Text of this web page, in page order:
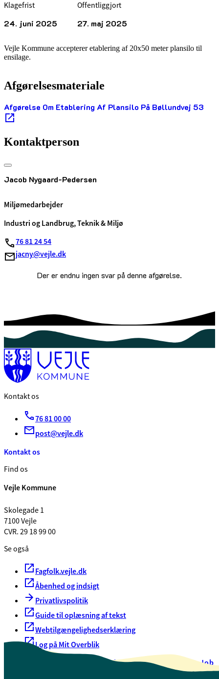
Klagefrist
24. juni 2025
Offentliggjort
27. maj 2025
Vejle Kommune accepterer etablering af 20x50 meter plansilo til
ensilage.
Afgørelsesmateriale
Afgørelse Om Etablering Af Plansilo På Bøllundvej 53
Kontaktperson
Jacob Nygaard-Pedersen
Miljømedarbejder
Industri og Landbrug, Teknik & Miljø
76 81 24 54
jacny@vejle.dk
Der er endnu ingen svar på denne afgørelse.
Kontakt os
76 81 00 00
post@vejle.dk
Kontakt os
Find os
Vejle Kommune
Skolegade 1
7100 Vejle
CVR. 29 18 99 00
Se også
Fagfolk.vejle.dk
Åbenhed og indsigt
Privatlivspolitik
Guide til oplæsning af tekst
Webtilgængelighedserklæring
Log på Mit Overblik
Oversigt over selvbetjeningJob